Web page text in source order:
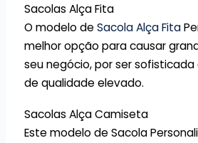
Sacolas Alça Fita
O modelo deSacola Alça Fita
melhor opção para causar
seu negócio, por ser
de qualidade elevado.
Sacolas Alça Camiseta
Este modelo de Sacola